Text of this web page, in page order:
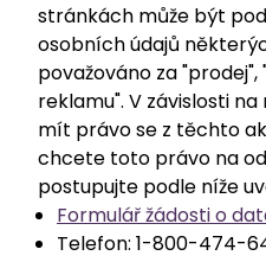
stránkách může být
osobních údajů
považováno za
reklamu". V závislosti
mít právo se z těchto
chcete toto právo na
postupujte podle níže
Formulář žádosti o
Telefon: 1-800-474-